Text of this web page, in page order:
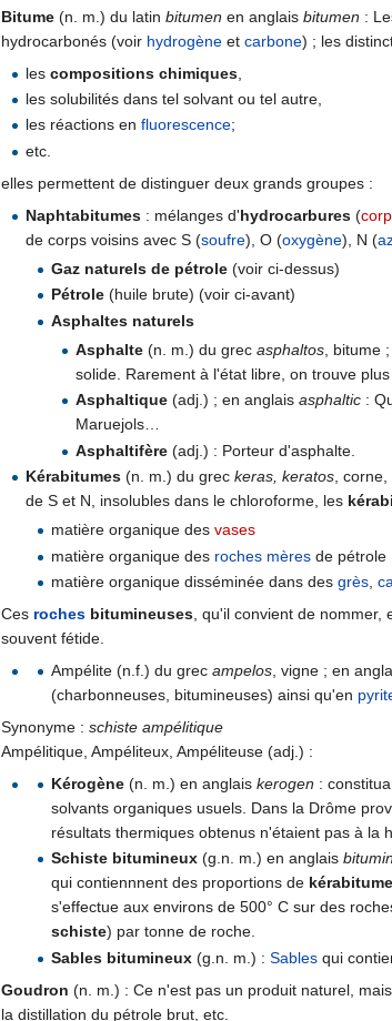
Bitume (n. m.) du latin bitumen en anglais bitumen :
hydrocarbonés (voir hydrogène et carbone) ; les
lescompositions chimiques
les solubilités dans tel solvant ou tel autre,
les réactions enfluorescence;
etc.
elles permettent de distinguer deux grands groupes :
Naphtabitumes : mélanges d'hydrocarbures (
de corps voisins avec S (soufre), O (oxygène), N (
Gaz naturels de pétrole(voir ci-dessus)
Pétrole(huile brute) (voir ci-avant)
Asphaltes naturels
Asphalte (n. m.) du grecasphaltos , bitume
solide. Rarement à l'état libre, on trouve
Asphaltique (adj.) ; en anglaisasphaltic :
Maruejols…
Asphaltifère (adj.) : Porteur d'asphalte.
Kérabitumes (n. m.) du greckeras, keratos ,
de S et N, insolubles dans le chloroforme, les
matière organique des vases
matière organique des roches mèresde pétrole
matière organique disséminée dans des grès,
Ces roches bitumineuses , qu'il convient de
souvent fétide.
Ampélite (n.f.) du grec ampelos, vigne ; en
(charbonneuses, bitumineuses) ainsi qu'en
Synonyme : schiste ampélitique
Ampélitique, Ampéliteux, Ampéliteuse (adj.) :
Kérogène(n. m.) en anglais kerogen :
solvants organiques usuels. Dans la Drôme
résultats thermiques obtenus n'étaient pas à la
Schiste bitumineux(g.n. m.) en anglais
qui contiennnent des proportions de
s'effectue aux environs de 500° C sur des
schiste) par tonne de roche.
Sables bitumineux(g.n. m.) : Sablesqui
Goudron (n. m.) : Ce n'est pas un produit naturel,
la distillation du pétrole brut, etc.